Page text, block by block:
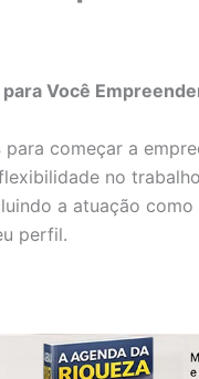
Você
para começar a
no
a atuação
perfil.